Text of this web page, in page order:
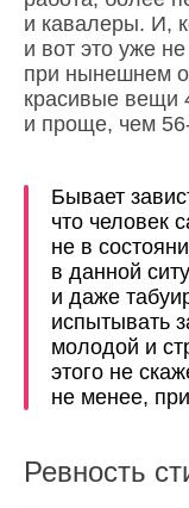
и кавалеры. И,
и вот это уже
при нынешнем
красивые вещи
и проще, чем
Бывает
что человек
не в
в данной
и даже
испытывать
молодой и
этого не
не менее,
Ревность